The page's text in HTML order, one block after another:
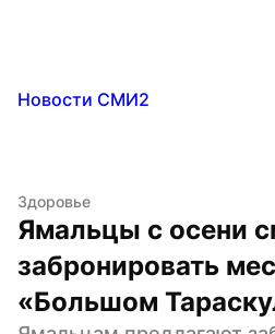
Новости СМИ2
Здоровье
Ямальцы с осени
забронировать
«Большом